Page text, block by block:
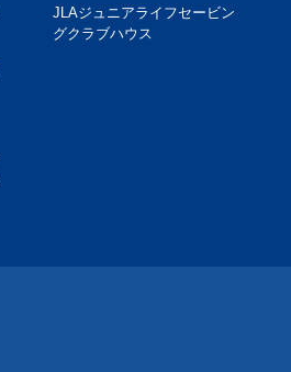
JLAジュニアライフセービン
グクラブハウス